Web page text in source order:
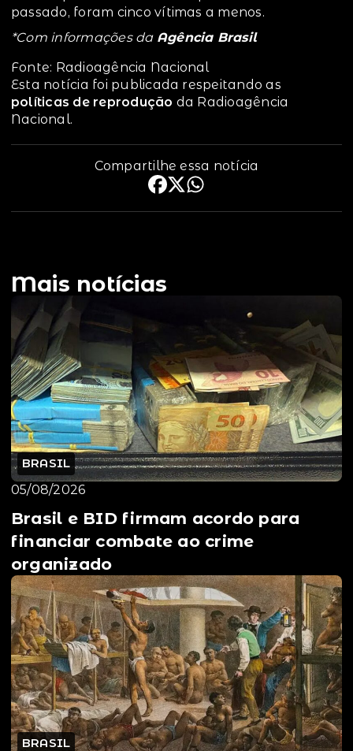
passado, foram cinco vítimas a menos.
*Com informações da Agência Brasil
Fonte: Radioagência Nacional
Esta notícia foi publicada respeitando as
políticas de reprodução da Radioagência
Nacional.
Compartilhe essa notícia
Mais notícias
BRASIL
05/08/2026
Brasil e BID firmam acordo para
financiar combate ao crime
organizado
BRASIL